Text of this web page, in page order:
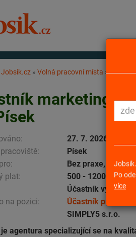
Jobsik.cz » Volná pracovní místa »
27. 7. 2026
Písek
Bez praxe,
plat:
500 - 1200 Kč za
Účastník výzkumu
na pozici:
Účastník průzkumu
SIMPLY5 s.r.o.
agentura specializující se na
Po
více